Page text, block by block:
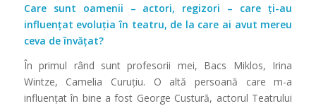
Care sunt oamenii – actori, regizori – care ți-au
influențat evoluția în teatru, de la care ai avut mereu
ceva de învățat?
În primul rând sunt profesorii mei, Bacs Miklos, Irina
Wintze, Camelia Curuţiu. O altă persoană care m-a
influenţat în bine a fost George Custură, actorul Teatrului